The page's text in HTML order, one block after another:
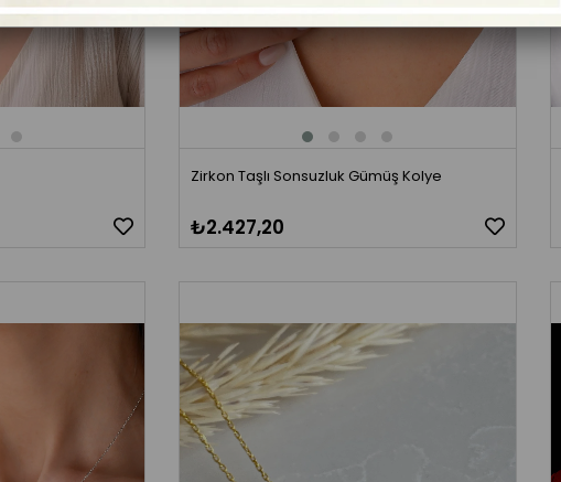
Zirkon Taşlı Sonsuzluk Gümüş Kolye
₺2.427,20